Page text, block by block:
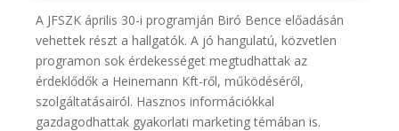
A JFSZK április 30-i programján Biró Bence előadásán
vehettek részt a hallgatók. A jó hangulatú, közvetlen
programon sok érdekességet megtudhattak az
érdeklődők a Heinemann Kft-ről, működéséről,
szolgáltatásairól. Hasznos információkkal
gazdagodhattak gyakorlati marketing témában is.